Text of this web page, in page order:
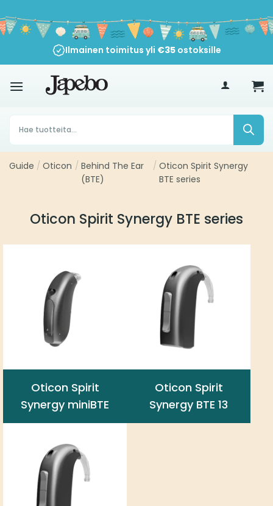
sisältöön
Ilmainen toimitus yli €35ostoksille
Products
search
Guide / Oticon / Behind The Ear
(BTE)
/ Oticon Spirit Synergy
BTE series
Oticon Spirit Synergy BTE series
Oticon Spirit
Synergy miniBTE
Oticon Spirit
Synergy BTE 13